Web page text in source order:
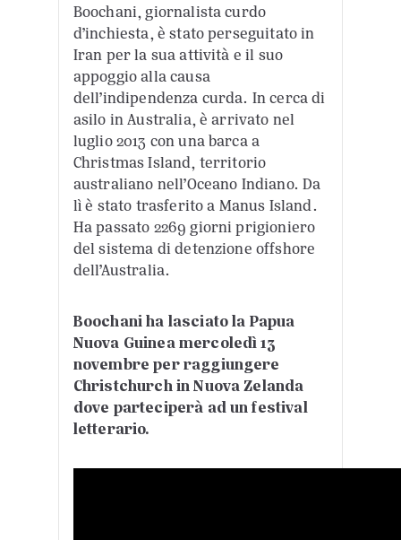
Boochani, giornalista curdo
d’inchiesta, è stato perseguitato in
Iran per la sua attività e il suo
appoggio alla causa
dell’indipendenza curda. In cerca di
asilo in Australia, è arrivato nel
luglio 2013 con una barca a
Christmas Island, territorio
australiano nell’Oceano Indiano. Da
lì è stato trasferito a Manus Island.
Ha passato 2269 giorni prigioniero
del sistema di detenzione offshore
dell’Australia.
Boochani ha lasciato la Papua
Nuova Guinea mercoledì 13
novembre per raggiungere
Christchurch in Nuova Zelanda
dove parteciperà ad un festival
letterario.